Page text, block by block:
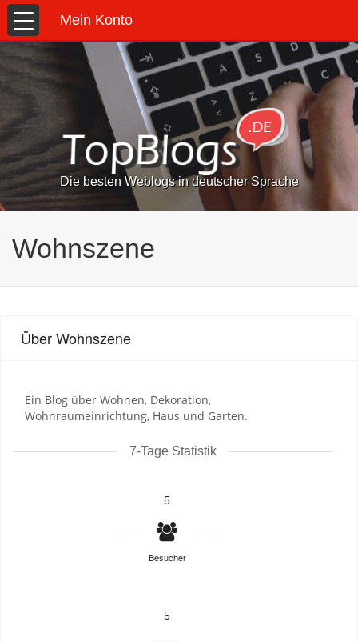
Mein Konto
Die besten Weblogs in deutscher Sprache
Wohnszene
Über Wohnszene
Ein Blog über Wohnen, Dekoration,
Wohnraumeinrichtung, Haus und Garten.
7-Tage Statistik
5
Besucher
5